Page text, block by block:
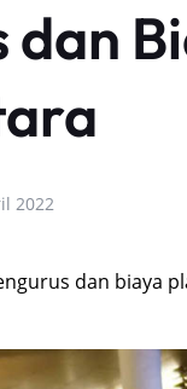
dan
2022
dan biaya